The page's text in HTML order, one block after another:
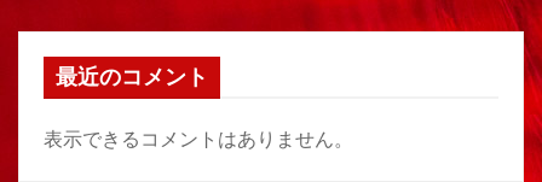
最近のコメント
表示できるコメントはありません。